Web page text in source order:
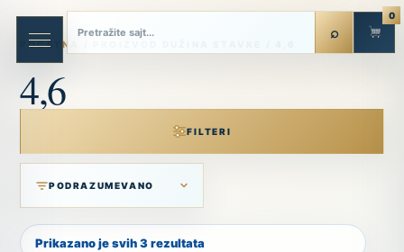
POČETNA
4,6
FILTERI
Prikazano je svih 3 rezultata
0